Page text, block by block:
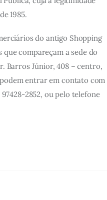
1985.
do antigo Shopping
que compareçam a sede do
Barros Júnior, 408 – centro,
entrar em contato com
2852, ou pelo telefone